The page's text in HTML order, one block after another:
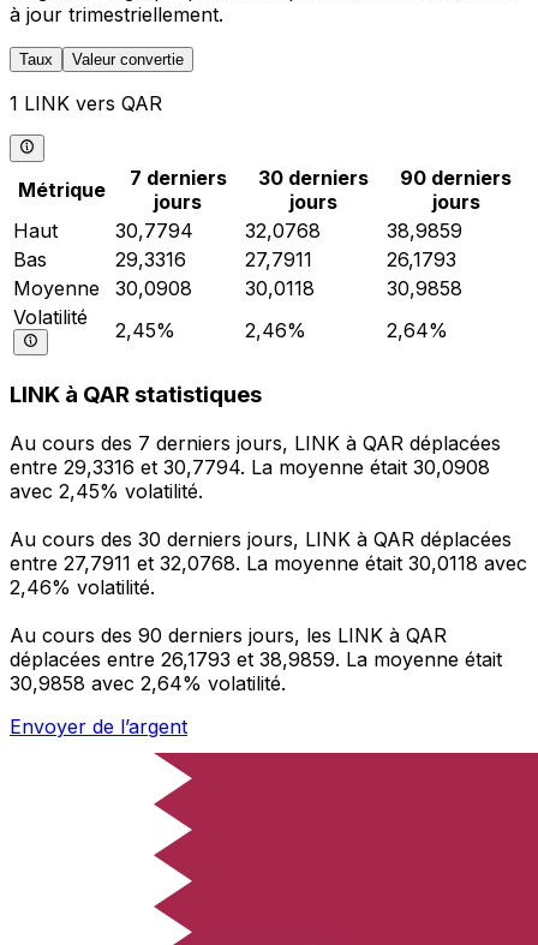
à jour trimestriellement.
Taux Valeur convertie
1 LINK vers QAR
Métrique
7 derniers
jours
30 derniers
jours
90 derniers
jours
Haut
30,7794 32,0768
38,9859
Bas
29,3316 27,7911
26,1793
Moyenne
30,0908 30,0118
30,9858
Volatilité
2,45% 2,46% 2,64%
LINK à QAR statistiques
Au cours des 7 derniers jours, LINK à QAR déplacées
entre 29,3316 et 30,7794. La moyenne était 30,0908
avec 2,45% volatilité.
Au cours des 30 derniers jours, LINK à QAR déplacées
entre 27,7911 et 32,0768. La moyenne était 30,0118 avec
2,46% volatilité.
Au cours des 90 derniers jours, les LINK à QAR
déplacées entre 26,1793 et 38,9859. La moyenne était
30,9858 avec 2,64% volatilité.
Envoyer de l’argent
Gérez votre argent et vos devises lorsque vous
êtes en déplacement
L'application Xe réunit toutes les fonctionnalités
nécessaires pour vos transferts d'argent internationaux
et la gestion de vos devises. Convertissez des devises,
programmez des alertes de taux et transférez de